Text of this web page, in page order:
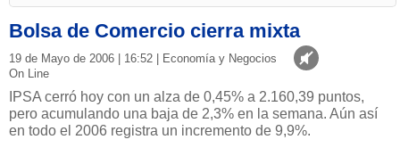
Bolsa de Comercio cierra mixta
19 de Mayo de 2006 | 16:52 | Economía y Negocios
On Line
IPSA cerró hoy con un alza de 0,45% a 2.160,39 puntos,
pero acumulando una baja de 2,3% en la semana. Aún así
en todo el 2006 registra un incremento de 9,9%.